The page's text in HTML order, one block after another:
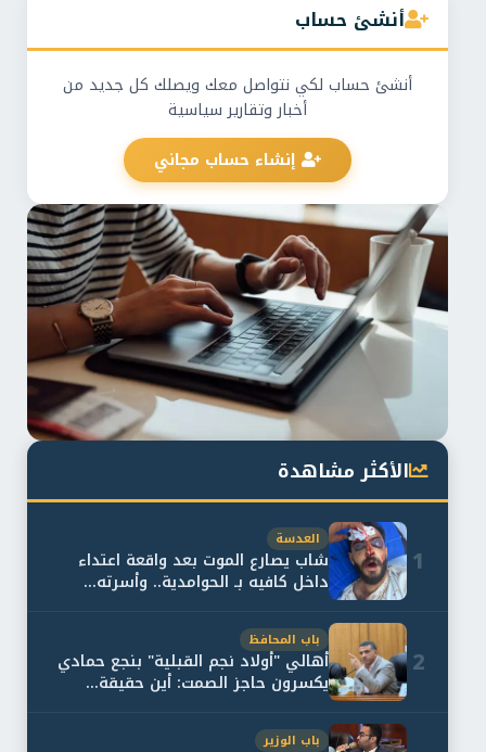
أنشئ حساب
أنشئ حساب لكي نتواصل معك ويصلك كل جديد من
أخبار وتقارير سياسية
إنشاء حساب مجاني
الأكثر مشاهدة
1
العدسة
شاب يصارع الموت بعد واقعة اعتداء
داخل كافيه بـ الحوامدية.. وأسرته...
2
باب المحافظ
أهالي "أولاد نجم القبلية" بنجع حمادي
يكسرون حاجز الصمت: أين حقيقة...
باب الوزير